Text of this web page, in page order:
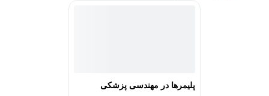
پلیمرها در مهندسی پزشکی